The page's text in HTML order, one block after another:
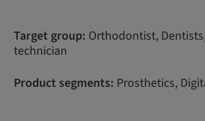
Target group: Orthodontist,
technician
Product segments: Prosthetics,